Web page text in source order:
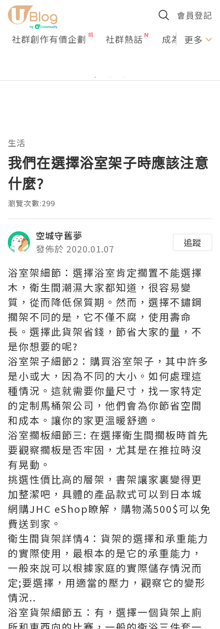
會員登記
社群創作有價企劃 社群熱話 成為U更多
生活
我們在選擇浴室架子時應該注意
什麼?
瀏覽次數:299
空城守舊夢
發佈於 2020.01.07
追蹤
浴室架細節：選擇浴室肯定擱置不能選擇
木，衛生間潮濕大家都知道，很容易變
質，從而降低保質期。然而，選擇不鏽鋼
擱架不同的是，它不僅不腐，使用壽命
長。選擇此貨架省錢，節省大家的量，不
是你想要的呢?
浴室架子細節2：購買浴室架子，其中許多
是小或大，因為不同的大小。如何處理這
種情況。這就需要你量尺寸，找一家特定
的定制馬桶架公司，他們會為你節省空間
和成本。讓你的家更溫暖舒適。
浴室擱板細節三: 在選擇衛生間擱板時首先
要觀察擱板是否牢固，尤其是在推拉時沒
有晃動。
挑選性價比高的層架 ，書架讓家裏變得更
加整潔吧，具體的產品款式可以到日本城
網購JHC eShop瞭解，購物滿500$可以免
費送到家。
衛生間貨架詳情4：貨架的選擇和承重能力
的實際使用，最根本的是它的承重能力，
一般來說可以根據家庭的實際儲存情況而
定;要選擇，用適當的壓力，觀察它的變形
情況..
浴室貨架細節五：有，選擇一個貨架上廁